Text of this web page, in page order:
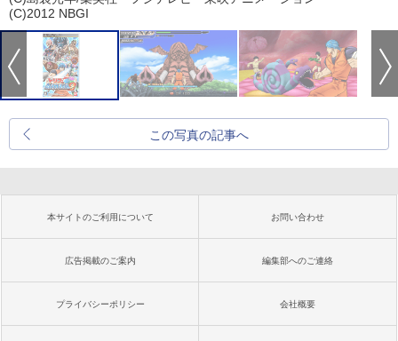
(C)2012 NBGI
この写真の記事へ
本サイトのご利用について お問い合わせ
広告掲載のご案内 編集部へのご連絡
プライバシーポリシー 会社概要